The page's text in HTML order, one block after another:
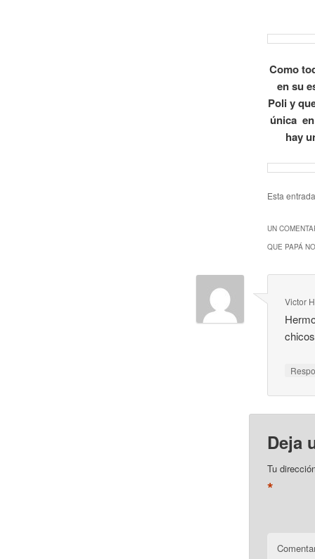
Como
en su
Poli y
única
hay
Esta
UN
QUE PAPÁ
Victor
Deja
Tu
*